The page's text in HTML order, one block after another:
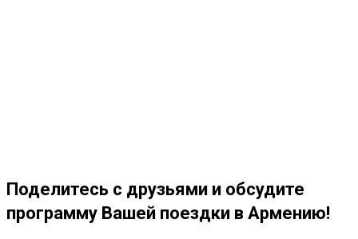
Поделитесь с друзьями и обсудите
программу Вашей поездки в Армению!